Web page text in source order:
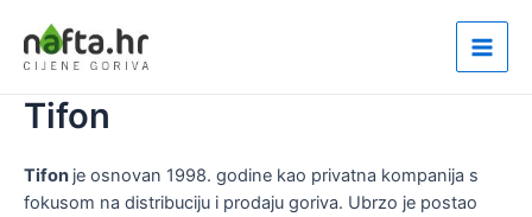
садржај
Main
Tifon
Tifon je osnovan 1998. godine kao privatna kompanija s
fokusom na distribuciju i prodaju goriva. Ubrzo je postao